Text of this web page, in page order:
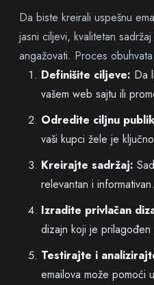
Da biste kreirali uspešnu
jasni ciljevi, kvalitetan
angažovati. Proces
Definišite ciljeve: Da
vašem web sajtu ili
Odredite ciljnu
vaši kupci žele je
Kreirajte sadržaj:
relevantan i informativan.
Izradite privlačan
dizajn koji je prilagođen
Testirajte i
emailova može pomoći